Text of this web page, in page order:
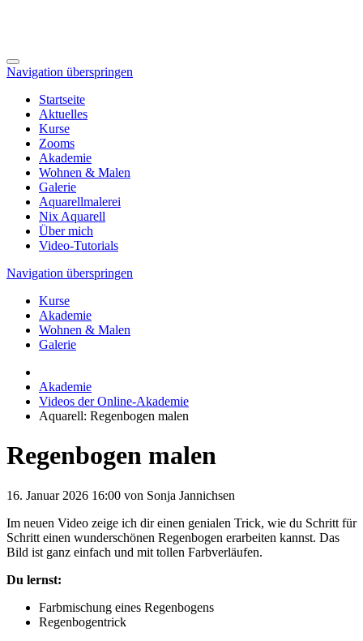
Navigation überspringen
Startseite
Aktuelles
Kurse
Zooms
Akademie
Wohnen & Malen
Galerie
Aquarellmalerei
Nix Aquarell
Über mich
Video-Tutorials
Navigation überspringen
Kurse
Akademie
Wohnen & Malen
Galerie
Akademie
Videos der Online-Akademie
Aquarell: Regenbogen malen
Regenbogen malen
16. Januar 2026 16:00 von Sonja Jannichsen
Im neuen Video zeige ich dir einen genialen Trick, wie du Schritt für
Schritt einen wunderschönen Regenbogen erarbeiten kannst. Das
Bild ist ganz einfach und mit tollen Farbverläufen.
Du lernst:
Farbmischung eines Regenbogens
Regenbogentrick